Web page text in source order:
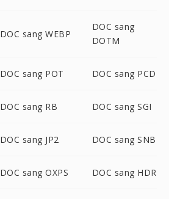
DOC sang WEBP
DOC sang
DOTM
DOC sang POT DOC sang PCD
DOC sang RB DOC sang SGI
DOC sang JP2 DOC sang SNB
DOC sang OXPS DOC sang HDR